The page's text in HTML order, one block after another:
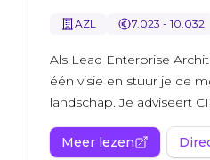
AZL 7.023 - 10.032
Als Lead Enterprise
één visie en stuur je de
landschap. Je adviseert
Meer lezen